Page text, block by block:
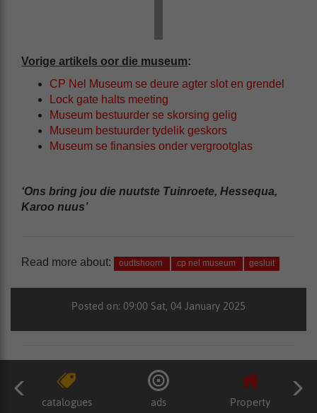
Vorige artikels oor die museum:
CP Nel Museum se deure agter slot en grendel
Lock gate halts meeting
Museum bestuurder se skorsing gelig
Museum bestuurder tydelik geskors
Museum se finansies onder vergrootglas
‘Ons bring jou die nuutste Tuinroete, Hessequa,
Karoo nuus’
Read more about: oudtshoorn cp nel museum gesluit
Posted on: 09:00 Sat, 04 January 2025
catalogues ads Property